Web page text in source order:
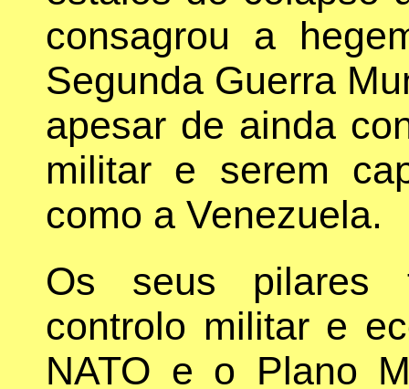
consagrou a
Segunda Guerra
apesar de ainda
militar e serem
como a Venezuela.
Os seus pilares
controlo militar e
NATO e o Plano